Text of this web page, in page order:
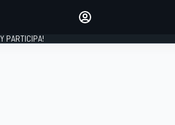
PARTICIPA!